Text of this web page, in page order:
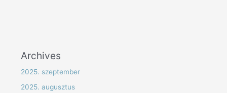
Archives
2025. szeptember
2025. augusztus